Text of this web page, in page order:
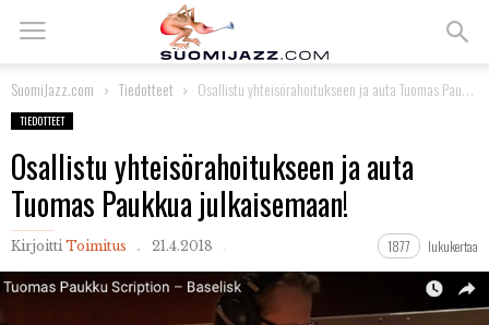
SuomiJazz.com Tiedotteet Osallistu yhteisörahoitukseen ja auta Tuomas Paukkua julkaisemaan!
TIEDOTTEET
Osallistu yhteisörahoitukseen ja auta
Tuomas Paukkua julkaisemaan!
Kirjoitti Toimitus 21.4.2018 1877 lukukertaa